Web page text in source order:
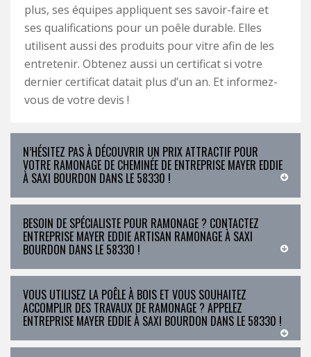
plus, ses équipes appliquent ses savoir-faire et
ses qualifications pour un poêle durable. Elles
utilisent aussi des produits pour vitre afin de les
entretenir. Obtenez aussi un certificat si votre
dernier certificat datait plus d’un an. Et informez-
vous de votre devis !
N’HÉSITEZ PAS À DÉCOUVRIR UN PRIX ATTRACTIF POUR
VOTRE RAMONAGE DE CHEMINÉE DE ENTREPRISE MAYER EDDIE
À SAXI BOURDON DANS LE 58330 !
BESOIN DE SPÉCIALISTE POUR RAMONAGE ? CONTACTEZ
ENTREPRISE MAYER EDDIE ARTISAN RAMONAGE À SAXI
BOURDON DANS LE 58330 !
VOUS UTILISEZ LA POÊLE À BOIS ET VOUS SOUHAITEZ
ACCOMPLIR DES TRAVAUX DE RAMONAGE ? APPELEZ
ENTREPRISE MAYER EDDIE À SAXI BOURDON DANS LE 58330 !